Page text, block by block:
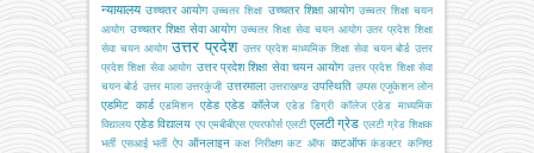
न्यायालय उच्चतर आयोग उच्चतर शिक्षा उच्चतर शिक्षा आयोग उच्चतर शिक्षा चयन
आयोग उच्चतर शिक्षा सेवा आयोग उच्चतर शिक्षा सेवा चयन आयोग उतर प्रदेश शिक्षा
सेवा चयन आयोग उत्तर प्रदेश उत्तर प्रदेश माध्यमिक शिक्षा सेवा चयन बोर्ड उत्तर
प्रदेश शिक्षा सेवा आयोग उत्तर प्रदेश शिक्षा सेवा चयन आयोग उत्तर प्रदेश शिक्षा सेवा
चयन बोर्ड उत्तर माला उत्तरकुंजी उत्तरमाला उत्तराखण्ड उपस्थिति उप्पस एजूकेशन लोन
एडमिट कार्ड एडमिशन एडेड एडेड कॉलेज एडेड डिग्री कॉलेज एडेड माध्यमिक
विद्यालय एडेड विद्यालय एप एमबीबीएस एयरफोर्स एलटी एलटी ग्रेड एलटी ग्रेड शिक्षक
भर्ती एसआई भर्ती ऐप ऑनलाइन कक्ष निरीक्षण कट ऑफ कटऑफ कंडक्टर कनिष्ठ